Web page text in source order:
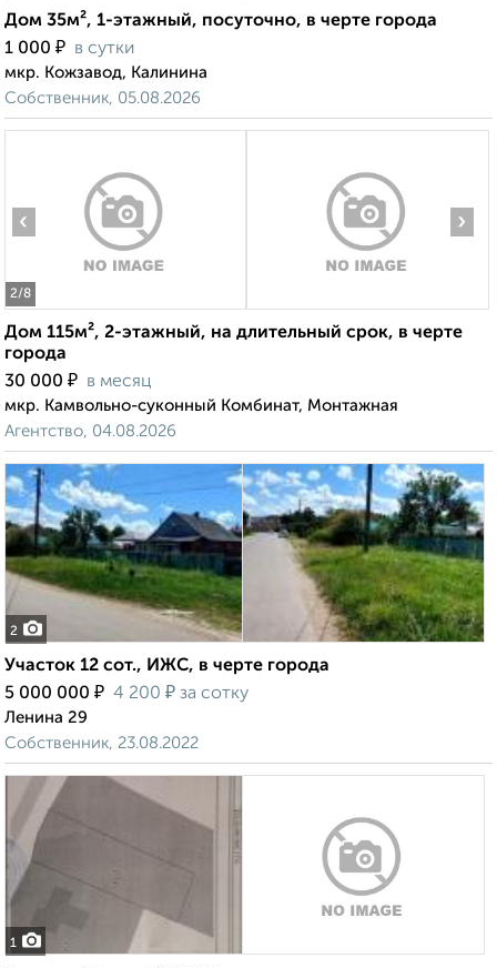
Дом 35м², 1-этажный, посуточно, в черте города
1 000 ₽ в сутки
мкр. Кожзавод, Калинина
Собственник, 05.08.2026
2/8
‹ ›
Дом 115м², 2-этажный, на длительный срок, в черте
города
30 000 ₽ в месяц
мкр. Камвольно-суконный Комбинат, Монтажная
Агентство, 04.08.2026
2
Участок 12 сот., ИЖС, в черте города
5 000 000 ₽ 4 200 ₽ за сотку
Ленина 29
Собственник, 23.08.2022
1